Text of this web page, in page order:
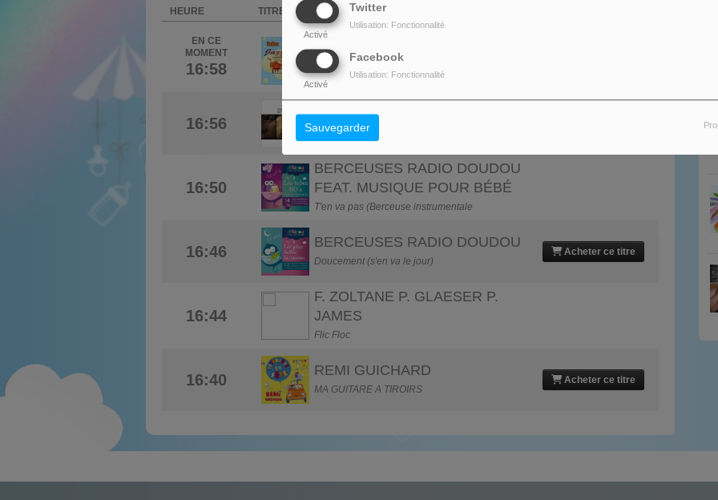
Twitter
Activé
Utilisation: Fonctionnalité
Facebook
Activé
Utilisation: Fonctionnalité
Sauvegarder
HEURE TITRE
EN CE
MOMENT
16:58
LOIC LAPORTE
Le père Noël est enrhumé
16:56
EMILIE SATT
Human Bear
16:50
BERCEUSES RADIO DOUDOU
FEAT. MUSIQUE POUR BÉBÉ
T'en va pas (Berceuse instrumentale
16:46
BERCEUSES RADIO DOUDOU
Doucement (s'en va le jour)
Acheter ce titre
16:44
F. ZOLTANE P. GLAESER P.
JAMES
Flic Floc
16:40
REMI GUICHARD
MA GUITARE A TIROIRS
Acheter ce titre